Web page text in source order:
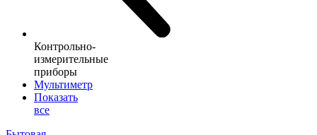
Контрольно-
измерительные
приборы
Мультиметр
Показать
все